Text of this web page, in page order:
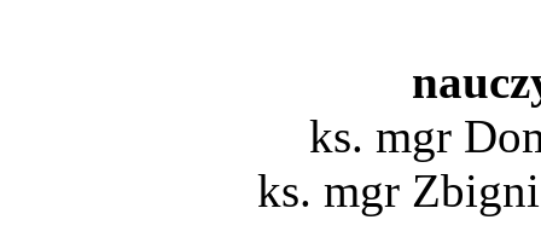
ks. mgr
ks. mgr